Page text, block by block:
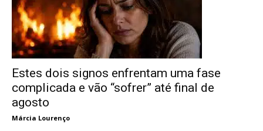
Estes dois signos enfrentam uma fase
complicada e vão “sofrer” até final de
agosto
Márcia Lourenço